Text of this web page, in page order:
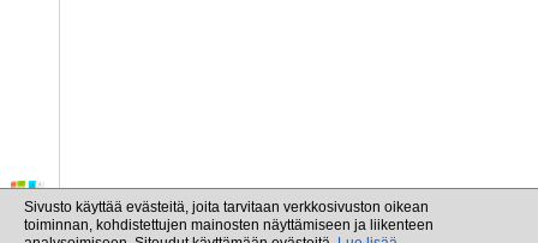
Sivusto käyttää evästeitä, joita tarvitaan verkkosivuston oikean
toiminnan, kohdistettujen mainosten näyttämiseen ja liikenteen